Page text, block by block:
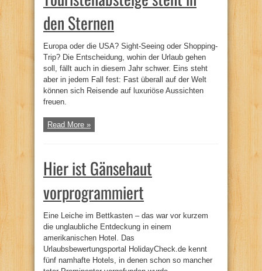
den Sternen
Europa oder die USA? Sight-Seeing oder Shopping-
Trip? Die Entscheidung, wohin der Urlaub gehen
soll, fällt auch in diesem Jahr schwer. Eins steht
aber in jedem Fall fest: Fast überall auf der Welt
können sich Reisende auf luxuriöse Aussichten
freuen.
Read More »
Hier ist Gänsehaut
vorprogrammiert
Eine Leiche im Bettkasten – das war vor kurzem
die unglaubliche Entdeckung in einem
amerikanischen Hotel. Das
Urlaubsbewertungsportal HolidayCheck.de kennt
fünf namhafte Hotels, in denen schon so mancher